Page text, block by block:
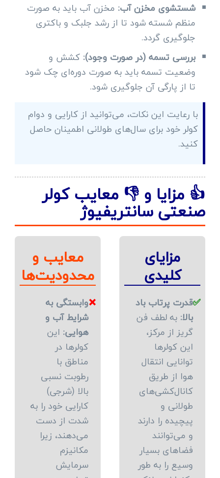
شستشوی مخزن آب: مخزن آب باید به صورت
منظم شسته شود تا از رشد جلبک و باکتری
جلوگیری گردد.
بررسی تسمه (در صورت وجود): کشش و
وضعیت تسمه باید به صورت دوره‌ای چک شود
تا از پارگی آن جلوگیری شود.
با رعایت این نکات، می‌توانید از کارایی و دوام
کولر خود برای سال‌های طولانی اطمینان حاصل
کنید.
👍 مزایا و 👎 معایب کولر
صنعتی سانتریفیوژ
مزایای
کلیدی
✅قدرت پرتاب باد
بالا: به لطف فن
گریز از مرکز،
این کولرها
توانایی انتقال
هوا از طریق
کانال‌کشی‌های
طولانی و
پیچیده را دارند
و می‌توانند
فضاهای بسیار
وسیع را به طور
معایب و
محدودیت‌ها
❌وابستگی به
شرایط آب و
هوایی: این
کولرها در
مناطق با
رطوبت نسبی
بالا (شرجی)
کارایی خود را به
شدت از دست
می‌دهند، زیرا
مکانیزم
سرمایش